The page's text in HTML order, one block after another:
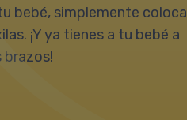
bebé, simplemente coloca
¡Y ya tienes a tu bebé a
brazos!